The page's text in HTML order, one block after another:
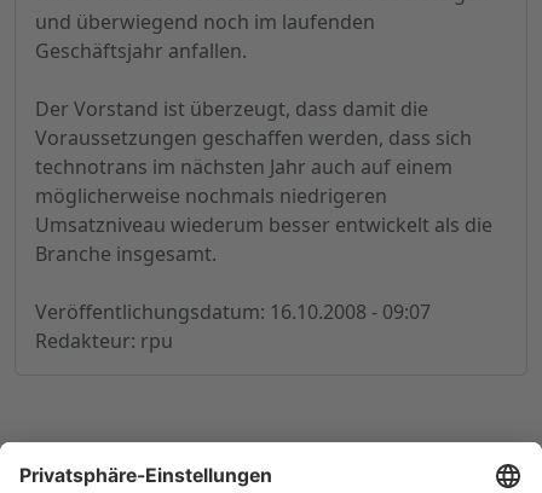
und überwiegend noch im laufenden
Geschäftsjahr anfallen.
Der Vorstand ist überzeugt, dass damit die
Voraussetzungen geschaffen werden, dass sich
technotrans im nächsten Jahr auch auf einem
möglicherweise nochmals niedrigeren
Umsatzniveau wiederum besser entwickelt als die
Branche insgesamt.
Veröffentlichungsdatum: 16.10.2008 - 09:07
Redakteur: rpu
© 1998-2026by GSC Research GmbH